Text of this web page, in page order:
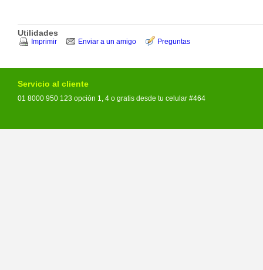
Utilidades
Imprimir Enviar a un amigo Preguntas
Servicio al cliente
01 8000 950 123 opción 1, 4 o gratis desde tu celular #464